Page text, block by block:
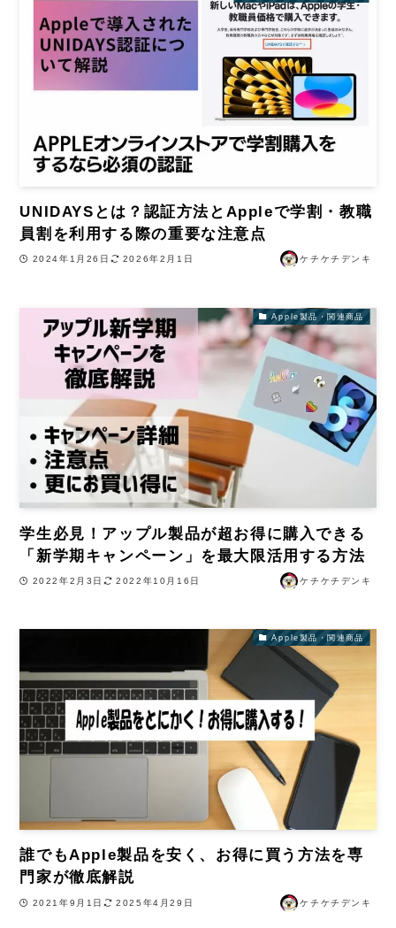
UNIDAYSとは？認証方法とAppleで学割・教職
員割を利用する際の重要な注意点
2024年1月26日 2026年2月1日 ケチケチデンキ
Apple製品・関連商品
学生必見！アップル製品が超お得に購入できる
「新学期キャンペーン」を最大限活用する方法
2022年2月3日 2022年10月16日 ケチケチデンキ
Apple製品・関連商品
誰でもApple製品を安く、お得に買う方法を専
門家が徹底解説
2021年9月1日 2025年4月29日 ケチケチデンキ